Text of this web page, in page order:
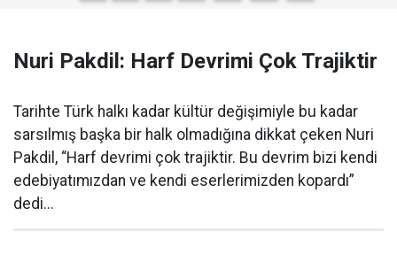
Nuri Pakdil: Harf Devrimi Çok Trajiktir
Tarihte Türk halkı kadar kültür değişimiyle bu kadar
sarsılmış başka bir halk olmadığına dikkat çeken Nuri
Pakdil, “Harf devrimi çok trajiktir. Bu devrim bizi kendi
edebiyatımızdan ve kendi eserlerimizden kopardı”
dedi...